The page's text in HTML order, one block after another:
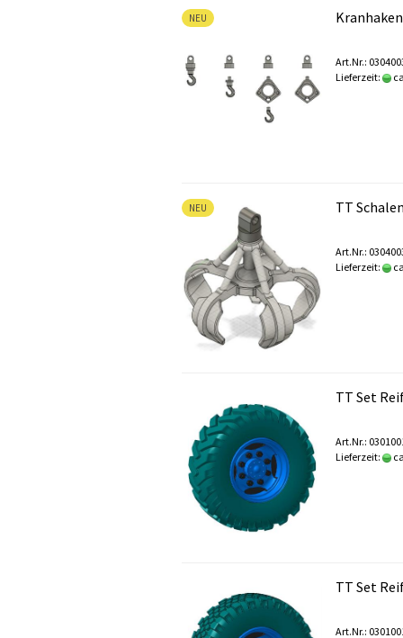
NEU
Art.Nr.:
Lieferzeit:
NEU TT
Art.Nr.:
Lieferzeit:
TT Set
Art.Nr.:
Lieferzeit:
TT Set
Art.Nr.: